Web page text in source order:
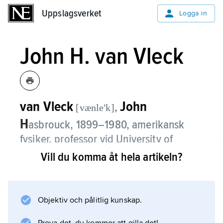
Uppslagsverket Logga in
John H. van Vleck
van Vleck [vænleʹk],John
Hasbrouck, 1899–1980, amerikansk
fysiker, professor vid University of
Wisconsin, Madison, 1927–34, därefter
centrala aspekterna av elektronteorin för
magnetism bland annat rörande
Vill du komma åt hela artikeln?
Objektiv och pålitlig kunskap.